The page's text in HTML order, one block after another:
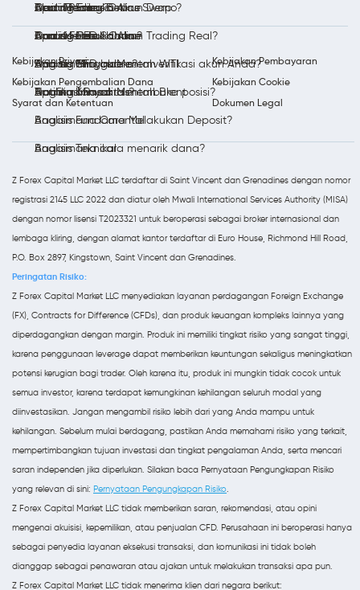
Kebijakan Privasi
Kebijakan Pembayaran
Kebijakan Pengembalian Dana
Kebijakan Cookie
Syarat dan Ketentuan
Dokumen Legal
Akun Trading Bebas Swap
Bonus Forex
Trading Emas Online
Trading Perak Online
Trading Minyak Mentah WTI
Trading Minyak Mentah Brent
Berita Pasar
Analisis Forex Harian
Analisis Mingguan
Notifikasi Pasar
Apa itu Forex?
Apa itu CFD Saham?
Apa itu CFD Indeks?
Apa itu Komoditas?
Analisis Fundamental
Analisis Teknikal
Cara Membuka Akun Demo?
Cara Membuka Akun Trading Real?
Bagaimana cara memverifikasi akun Anda?
Bagaimana cara membuka posisi?
Bagaimana Cara Melakukan Deposit?
Bagaimana cara menarik dana?
Z Forex Capital Market LLC terdaftar di Saint Vincent dan Grenadines dengan nomor
registrasi 2145 LLC 2022 dan diatur oleh Mwali International Services Authority (MISA)
dengan nomor lisensi T2023321 untuk beroperasi sebagai broker internasional dan
lembaga kliring, dengan alamat kantor terdaftar di Euro House, Richmond Hill Road,
P.O. Box 2897, Kingstown, Saint Vincent dan Grenadines.
Peringatan Risiko:
Z Forex Capital Market LLC menyediakan layanan perdagangan Foreign Exchange
(FX), Contracts for Difference (CFDs), dan produk keuangan kompleks lainnya yang
diperdagangkan dengan margin. Produk ini memiliki tingkat risiko yang sangat tinggi,
karena penggunaan leverage dapat memberikan keuntungan sekaligus meningkatkan
potensi kerugian bagi trader. Oleh karena itu, produk ini mungkin tidak cocok untuk
semua investor, karena terdapat kemungkinan kehilangan seluruh modal yang
diinvestasikan. Jangan mengambil risiko lebih dari yang Anda mampu untuk
kehilangan. Sebelum mulai berdagang, pastikan Anda memahami risiko yang terkait,
mempertimbangkan tujuan investasi dan tingkat pengalaman Anda, serta mencari
saran independen jika diperlukan. Silakan baca Pernyataan Pengungkapan Risiko
yang relevan di sini: Pernyataan Pengungkapan Risiko.
Z Forex Capital Market LLC tidak memberikan saran, rekomendasi, atau opini
mengenai akuisisi, kepemilikan, atau penjualan CFD. Perusahaan ini beroperasi hanya
sebagai penyedia layanan eksekusi transaksi, dan komunikasi ini tidak boleh
dianggap sebagai penawaran atau ajakan untuk melakukan transaksi apa pun.
Z Forex Capital Market LLC tidak menerima klien dari negara berikut: